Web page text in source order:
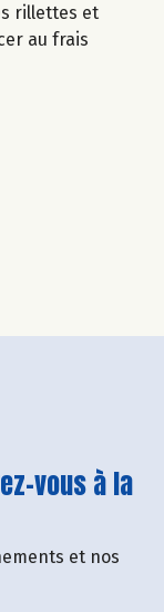
rillettes et
au frais
vous à la
et nos